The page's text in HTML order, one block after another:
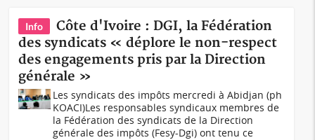
Info
Côte d'Ivoire : DGI, la Fédération
des syndicats « déplore le non-respect
des engagements pris par la Direction
générale »
Les syndicats des impôts mercredi à Abidjan (ph
KOACI)Les responsables syndicaux membres de
la Fédération des syndicats de la Direction
générale des impôts (Fesy-Dgi) ont tenu ce